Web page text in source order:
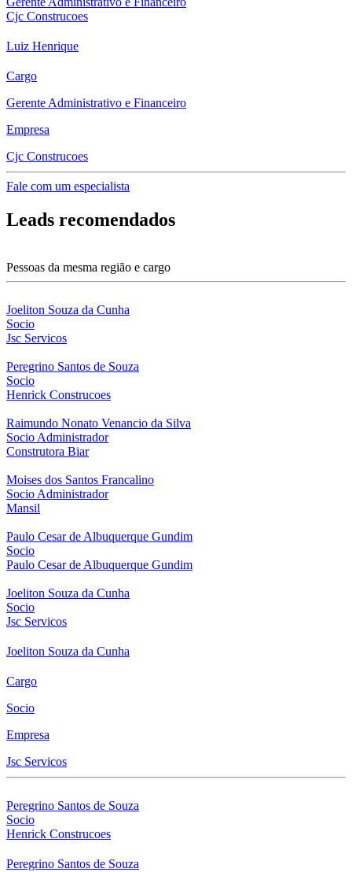
Cjc Construcoes
Luiz Henrique
Cargo
Gerente Administrativo e Financeiro
Empresa
Cjc Construcoes
Fale com um especialista
Leads recomendados
Pessoas da mesma região e cargo
Joeliton Souza da Cunha
Socio
Jsc Servicos
Peregrino Santos de Souza
Socio
Henrick Construcoes
Raimundo Nonato Venancio da Silva
Socio Administrador
Construtora Biar
Moises dos Santos Francalino
Socio Administrador
Mansil
Paulo Cesar de Albuquerque Gundim
Socio
Paulo Cesar de Albuquerque Gundim
Joeliton Souza da Cunha
Socio
Jsc Servicos
Joeliton Souza da Cunha
Cargo
Socio
Empresa
Jsc Servicos
Peregrino Santos de Souza
Socio
Henrick Construcoes
Peregrino Santos de Souza